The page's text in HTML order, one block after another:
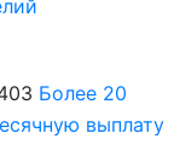
Более 20
выплату